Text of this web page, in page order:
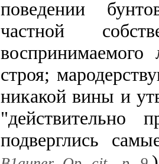
поведении
частной
строя;
никакой вины и
подверглись